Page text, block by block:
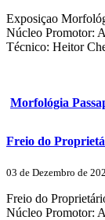
Exposiçao
Núcleo Promotor:
Técnico: Heitor
Morfológia
Freio do
03 de Dezembro de
Freio do
Núcleo Promotor: